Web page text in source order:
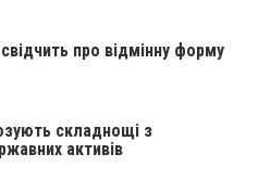
про відмінну форму
складнощі з
активів